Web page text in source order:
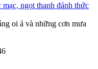
ngọt thanh đánh thức
oi ả và những cơn mưa